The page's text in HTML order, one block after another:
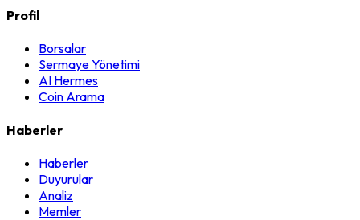
Profil
Borsalar
Sermaye Yönetimi
AI Hermes
Coin Arama
Haberler
Haberler
Duyurular
Analiz
Memler